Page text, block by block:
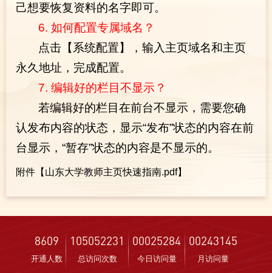
己想要恢复资料的名字即可。
6. 如何配置专属域名？
点击【系统配置】，输入主页域名和主页
永久地址，完成配置。
7. 编辑好的栏目不显示？
若编辑好的栏目在前台不显示，需要您确
认发布内容的状态，显示“发布”状态的内容在前
台显示，“暂存”状态的内容是不显示的。
附件【 山东大学教师主页快速指南.pdf】
8609
开通人数
105052231
总访问次数
00025284
今日访问量
00243145
月访问量